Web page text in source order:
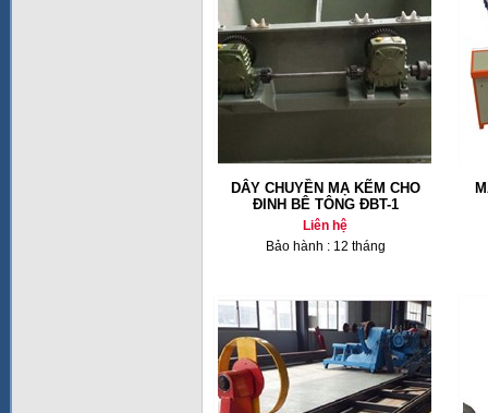
DÂY CHUYỀN MẠ KẼM CHO
ĐINH BÊ TÔNG ĐBT-1
Liên hệ
Bảo hành : 12 tháng